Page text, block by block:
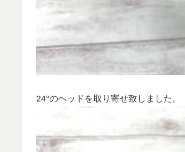
24°のヘッドを取り寄せ致しました。